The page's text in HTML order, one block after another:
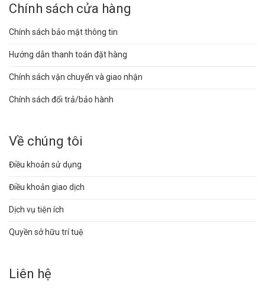
Chính sách cửa hàng
Chính sách bảo mật thông tin
Hướng dẫn thanh toán đặt hàng
Chính sách vận chuyển và giao nhận
Chính sách đổi trả/bảo hành
Về chúng tôi
Điều khoản sử dụng
Điều khoản giao dịch
Dịch vụ tiện ích
Quyền sở hữu trí tuệ
Liên hệ